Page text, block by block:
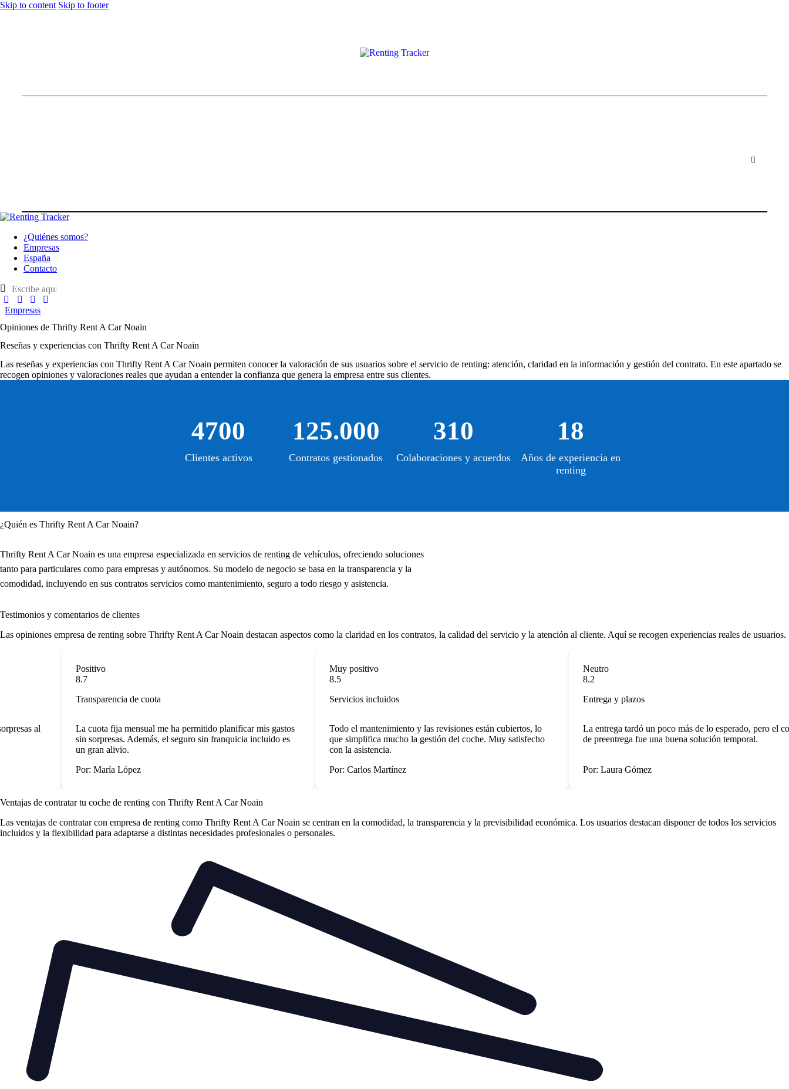
Skip to content Skip to footer
¿Quiénes somos?
Empresas
España
Contacto
Empresas
Opiniones de Thrifty Rent A Car Noain
Reseñas y experiencias con Thrifty Rent A Car Noain
Las reseñas y experiencias con Thrifty Rent A Car Noain permiten conocer la valoración de sus usuarios sobre el servicio de renting: atención, claridad en la información y gestión del contrato. En este apartado se
recogen opiniones y valoraciones reales que ayudan a entender la confianza que genera la empresa entre sus clientes.
4700
Clientes activos
125.000
Contratos gestionados
310
Colaboraciones y acuerdos
18
Años de experiencia en
renting
¿Quién es Thrifty Rent A Car Noain?
Thrifty Rent A Car Noain es una empresa especializada en servicios de renting de vehículos, ofreciendo soluciones
tanto para particulares como para empresas y autónomos. Su modelo de negocio se basa en la transparencia y la
comodidad, incluyendo en sus contratos servicios como mantenimiento, seguro a todo riesgo y asistencia.
Testimonios y comentarios de clientes
Las opiniones empresa de renting sobre Thrifty Rent A Car Noain destacan aspectos como la claridad en los contratos, la calidad del servicio y la atención al cliente. Aquí se recogen experiencias reales de usuarios.
al
Positivo
8.7
Transparencia de cuota
La cuota fija mensual me ha permitido planificar mis gastos
sin sorpresas. Además, el seguro sin franquicia incluido es
un gran alivio.
Por: María López
Muy positivo
8.5
Servicios incluidos
Todo el mantenimiento y las revisiones están cubiertos, lo
que simplifica mucho la gestión del coche. Muy satisfecho
con la asistencia.
Por: Carlos Martínez
Neutro
8.2
Entrega y plazos
La entrega tardó un poco más de lo esperado, pero el
de preentrega fue una buena solución temporal.
Por: Laura Gómez
Ventajas de contratar tu coche de renting con Thrifty Rent A Car Noain
Las ventajas de contratar con empresa de renting como Thrifty Rent A Car Noain se centran en la comodidad, la transparencia y la previsibilidad económica. Los usuarios destacan disponer de todos los servicios
incluidos y la flexibilidad para adaptarse a distintas necesidades profesionales o personales.